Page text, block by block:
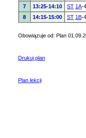
7
13:25-14:10 ST 1A-
8
14:15-15:00 ST 1B-
Obowiązuje od: Plan
Drukuj plan
Plan lekcji